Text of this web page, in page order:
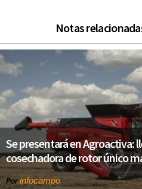
Notas
Se presentará en Agroactiva:
cosechadora de rotor único
Porinfocampo